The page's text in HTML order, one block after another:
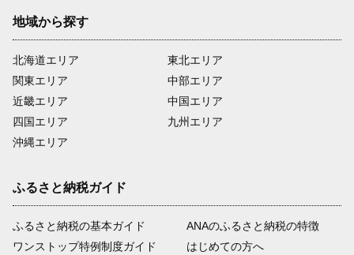
地域から探す
北海道エリア
関東エリア
近畿エリア
四国エリア
沖縄エリア
東北エリア
中部エリア
中国エリア
九州エリア
ふるさと納税ガイド
ふるさと納税の基本ガイド
ワンストップ特例制度ガイド
ANAのふるさと納税の特徴
はじめての方へ